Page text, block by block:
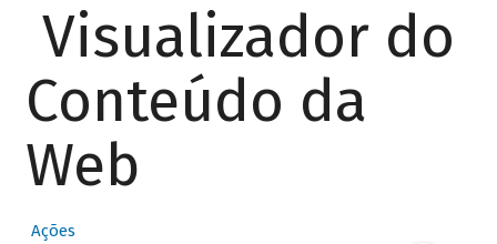
Visualizador do
Conteúdo da
Web
Ações